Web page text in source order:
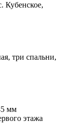
Кубенское,
три спальни,
мм
этажа